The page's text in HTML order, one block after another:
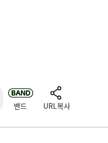
밴드 URL복사